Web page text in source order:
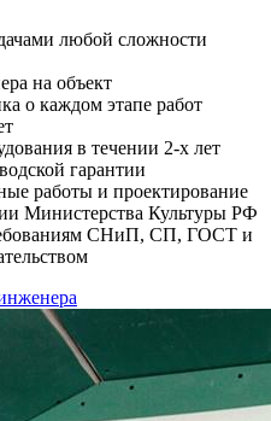
любой сложности
на объект
о каждом этапе работ
в течении 2-х лет
гарантии
работы и проектирование
Министерства Культуры РФ
СНиП, СП, ГОСТ и